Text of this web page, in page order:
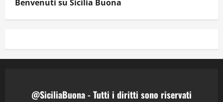
Benvenuti su Sicilia Buona
@SiciliaBuona - Tutti i diritti sono riservati